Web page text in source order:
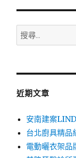
搜
尋
鍵
近期文章
安南建案
台北廚具精品
電動曬衣架品